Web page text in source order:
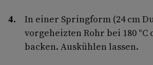
In einer Springform (24 cm
vorgeheizten Rohr bei 180 °C
backen. Auskühlen lassen.